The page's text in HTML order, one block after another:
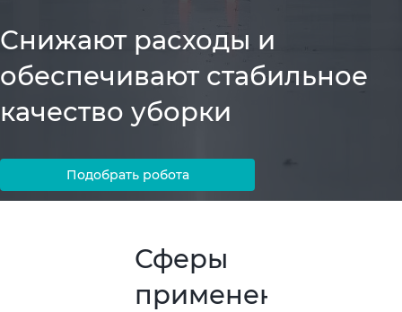
Снижают расходы и
обеспечивают стабильное
качество уборки
Подобрать робота
Сферы
применения